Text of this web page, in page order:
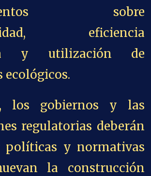
sobre
eficiencia
y utilización de
ecológicos.
los gobiernos y las
regulatorias deberán
políticas y normativas
la construcción